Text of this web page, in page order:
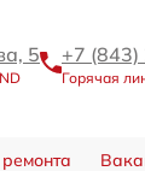
5 +7
Горячая